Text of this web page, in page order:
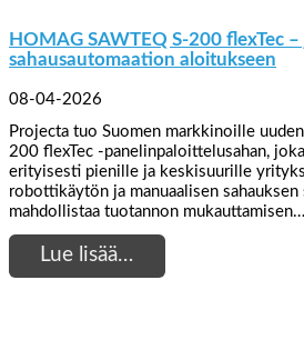
HOMAG SAWTEQ S-200 flexTec
sahausautomaation aloitukseen
08-04-2026
Projecta tuo Suomen markkinoille
200 flexTec -panelinpaloittelusahan,
erityisesti pienille ja keskisuurille
robottikäytön ja manuaalisen sahauksen
mahdollistaa tuotannon mukauttamisen…
Lue lisää…